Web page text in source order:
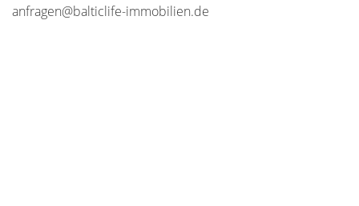
anfragen@balticlife-immobilien.de